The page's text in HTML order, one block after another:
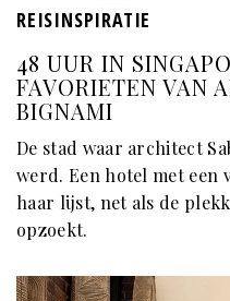
REISINSPIRATIE
48 UUR IN
FAVORIETEN VAN
BIGNAMI
De stad waar architect
werd. Een hotel met een
haar lijst, net als de
opzoekt.